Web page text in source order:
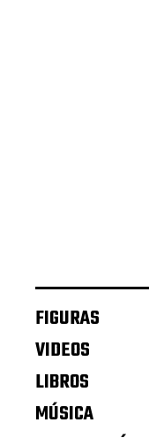
FIGURAS
VIDEOS
LIBROS
MÚSICA